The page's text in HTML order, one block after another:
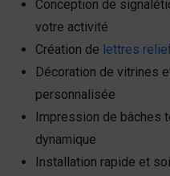
Conception de
votre activité
Création de lettres
Décoration de vitrines
personnalisée
Impression de bâches
dynamique
Installation rapide et